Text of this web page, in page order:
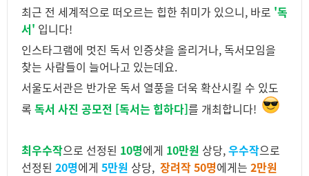
최근 전 세계적으로 떠오르는 힙한 취미가 있으니, 바로 '독
서' 입니다!
인스타그램에 멋진 독서 인증샷을 올리거나, 독서모임을
찾는 사람들이 늘어나고 있는데요.
서울도서관은 반가운 독서 열풍을 더욱 확산시킬 수 있도
록 독서 사진 공모전 [독서는 힙하다]를 개최합니다!
최우수작으로 선정된 10명에게 10만원 상당,우수작으로
선정된 20명에게 5만원 상당, 장려작 50명에게는 2만원